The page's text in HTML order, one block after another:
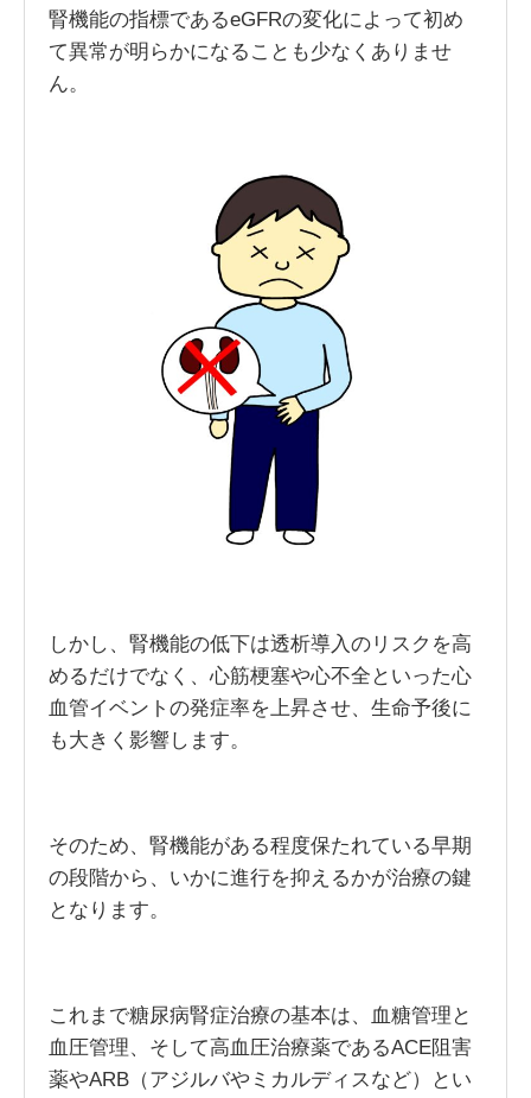
腎機能の指標であるeGFRの変化によって初め
て異常が明らかになることも少なくありませ
ん。
しかし、腎機能の低下は透析導入のリスクを高
めるだけでなく、心筋梗塞や心不全といった心
血管イベントの発症率を上昇させ、生命予後に
も大きく影響します。
そのため、腎機能がある程度保たれている早期
の段階から、いかに進行を抑えるかが治療の鍵
となります。
これまで糖尿病腎症治療の基本は、血糖管理と
血圧管理、そして高血圧治療薬であるACE阻害
薬やARB（アジルバやミカルディスなど）とい